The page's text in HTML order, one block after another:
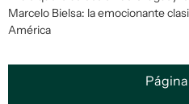
Marcelo Bielsa: la emocionante
América